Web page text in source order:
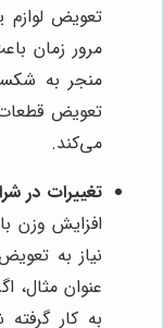
تعویض لوازم
مرور زمان
منجر به
تعویض
می‌کند.
تغییرات در
افزایش وزن
نیاز به
عنوان مثال،
به کار